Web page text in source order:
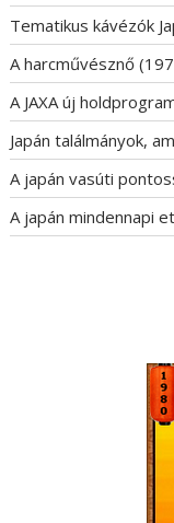
Tematikus kávézók
A harcművésznő
A JAXA új
Japán találmányok,
A japán vasúti
A japán mindennapi